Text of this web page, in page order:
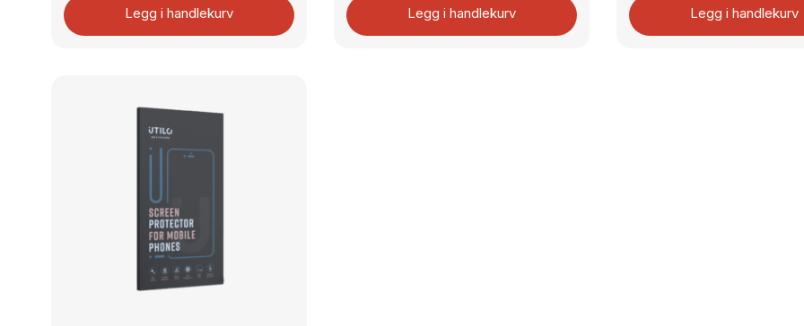
Legg i handlekurv Legg i handlekurv Legg i handlekurv